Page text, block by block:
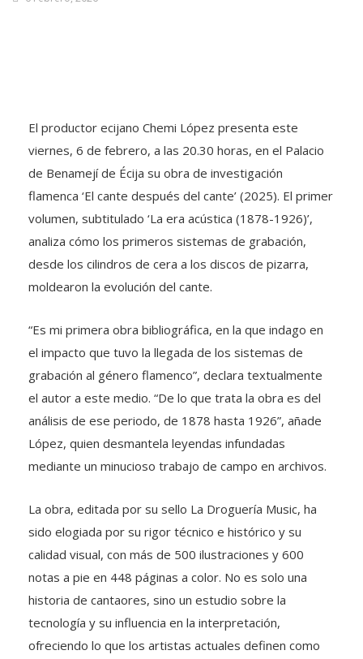
El productor ecijano Chemi López presenta este
viernes, 6 de febrero, a las 20.30 horas, en el Palacio
de Benamejí de Écija su obra de investigación
flamenca ‘El cante después del cante’ (2025). El primer
volumen, subtitulado ‘La era acústica (1878-1926)’,
analiza cómo los primeros sistemas de grabación,
desde los cilindros de cera a los discos de pizarra,
moldearon la evolución del cante.
“Es mi primera obra bibliográfica, en la que indago en
el impacto que tuvo la llegada de los sistemas de
grabación al género flamenco”, declara textualmente
el autor a este medio. “De lo que trata la obra es del
análisis de ese periodo, de 1878 hasta 1926”, añade
López, quien desmantela leyendas infundadas
mediante un minucioso trabajo de campo en archivos.
La obra, editada por su sello La Droguería Music, ha
sido elogiada por su rigor técnico e histórico y su
calidad visual, con más de 500 ilustraciones y 600
notas a pie en 448 páginas a color. No es solo una
historia de cantaores, sino un estudio sobre la
tecnología y su influencia en la interpretación,
ofreciendo lo que los artistas actuales definen como